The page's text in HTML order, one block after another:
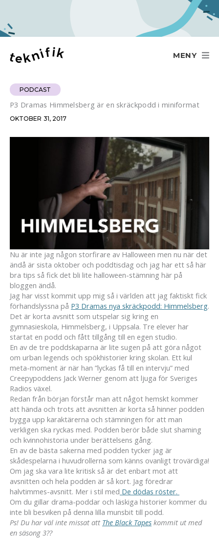
innehåll
MENY
PODCAST
P3 Dramas Himmelsberg är en skräckpodd i miniformat
OKTOBER 31, 2017
Nu är inte jag någon storfirare av Halloween men nu när det
ändå är sista oktober och poddtisdag och jag har ett så här
bra tips så fick det bli lite halloween-stämning här på
bloggen ändå.
Jag har visst kommit upp mig så i världen att jag faktiskt fick
förhandslyssna på P3 Dramas nya skräckpodd: Himmelsberg.
Det är korta avsnitt som utspelar sig kring en
gymnasieskola, Himmelsberg, i Uppsala. Tre elever har
startat en podd och fått tillgång till en egen studio.
En av de tre poddskaparna är lite sugen på att göra något
om urban legends och spökhistorier kring skolan. Ett kul
meta-moment är när han ”lyckas få till en intervju” med
Creepypoddens Jack Werner genom att ljuga för Sveriges
Radios växel.
Redan från början förstår man att något hemskt kommer
att hända och trots att avsnitten är korta så hinner podden
bygga upp karaktärerna och stämningen för att man
verkligen ska ryckas med. Podden berör både slut shaming
och kvinnohistoria under berättelsens gång.
En av de bästa sakerna med podden tycker jag är
skådespelarna i huvudrollerna som känns ovanligt trovärdiga!
Om jag ska vara lite kritisk så är det enbart mot att
avsnitten och hela podden är så kort. Jag föredrar
halvtimmes-avsnitt. Mer i stil med De dödas röster.
Om du gillar drama-poddar och läskiga historier kommer du
inte bli besviken på denna lilla munsbit till podd.
Ps! Du har väl inte missat att The Black Tapes kommit ut med
en säsong 3??